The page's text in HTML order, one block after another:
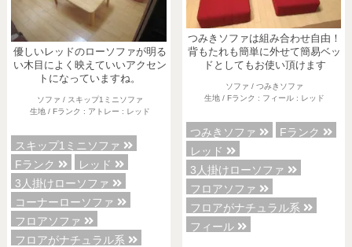
優しいレッドのローソファが明る
い木目によく映えていいアクセン
トになっていますね。
ソファ / スキップ1ミニソファ
生地 / Fランク : アトレー : レッド
スキップ1ミニソファ
Fランク
レッド
3人掛けローソファ
コーナーローソファ
フロアソファ
フロアがナチュラル系
つみきソファは組み合わせ自由！
背もたれも簡単に外せて簡易ベッ
ドとしてもお使い頂けます
ソファ / つみきソファ
生地 / Fランク : フィール : レッド
つみきソファ
Fランク
レッド
3人掛けローソファ
フロアソファ
フロアがナチュラル系
フィール